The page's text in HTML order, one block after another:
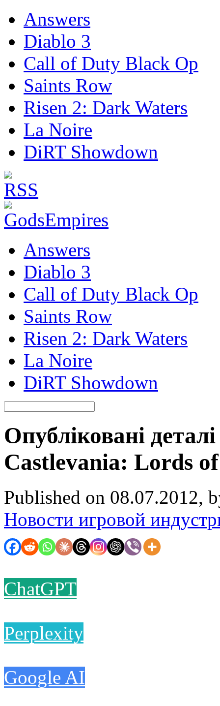
Answers
Diablo 3
Call of Duty Black Op
Saints Row
Risen 2: Dark Waters
La Noire
DiRT Showdown
Answers
Diablo 3
Call of Duty Black Op
Saints Row
Risen 2: Dark Waters
La Noire
DiRT Showdown
Опубліковані
Castlevania: Lords
Published on 08.07.2012,
Новости игровой
ChatGPT
Perplexity
Google AI